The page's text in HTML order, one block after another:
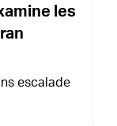
les
escalade